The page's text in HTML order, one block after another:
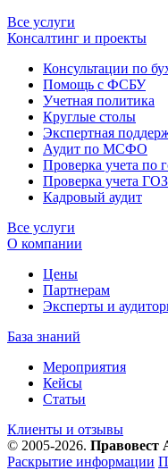
Все услуги
Консалтинг и проекты
Консультации по
Помощь с ФСБУ
Учетная политика
Круглые столы
Экспертная
Аудит по МСФО
Проверка учета по
Проверка учета ГОЗ
Кадровый аудит
Все услуги
О компании
Цены
Партнерам
Эксперты и
База знаний
Мероприятия
Кейсы
Статьи
Клиенты и отзывы
© 2005-2026. Правовест
Раскрытие информации